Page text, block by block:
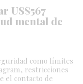
US$567
mental de
como límites
restricciones
el contacto de